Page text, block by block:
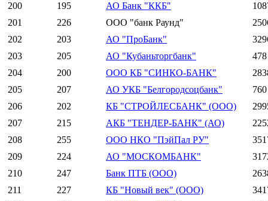
200
195 АО Банк "ККБ"
201
226 ООО "банк Раунд"
202
203 АО "ПроБанк"
203
205 АО "Кубаньторгбанк"
478
204
200 ООО КБ "СИНКО-БАНК"
205
207 АО УКБ "Белгородсоцбанк"
760
206
202 КБ "СТРОЙЛЕСБАНК" (ООО)
207
215 АКБ "ТЕНДЕР-БАНК" (АО)
208
255 ООО НКО "ПэйПал РУ"
209
224 АО "МОСКОМБАНК"
210
247 Банк ПТБ (ООО)
211
227 КБ "Новый век" (ООО)